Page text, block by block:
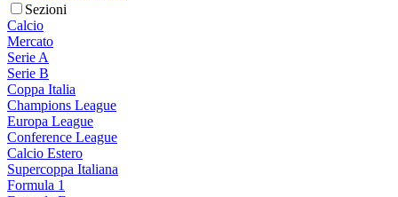
Sezioni
Calcio
Mercato
Serie A
Serie B
Coppa Italia
Champions League
Europa League
Conference League
Calcio Estero
Supercoppa Italiana
Formula 1